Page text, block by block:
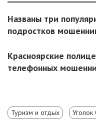
Названы три
подростков
Красноярские
телефонных
Туризм и отдых